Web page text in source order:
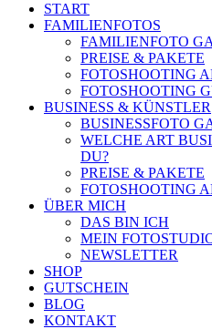
START
FAMILIENFOTOS
FAMILIENFOTO
PREISE & PAKETE
FOTOSHOOTING
FOTOSHOOTING
BUSINESS & KÜNSTLER
BUSINESSFOTO
WELCHE ART
DU?
PREISE & PAKETE
FOTOSHOOTING
ÜBER MICH
DAS BIN ICH
MEIN
NEWSLETTER
SHOP
GUTSCHEIN
BLOG
KONTAKT